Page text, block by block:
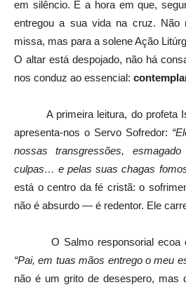
em silêncio. É a hora em que,
entregou a sua vida na cruz. Não
missa, mas para a solene Ação
O altar está despojado, não há
nos conduz ao essencial:
A primeira leitura, do profeta
apresenta-nos o Servo Sofredor:
nossas transgressões,
culpas… e pelas suas chagas
está o centro da fé cristã: o
não é absurdo — é redentor. Ele
O Salmo responsorial ecoa o
“Pai, em tuas mãos entrego o meu
não é um grito de desespero, mas